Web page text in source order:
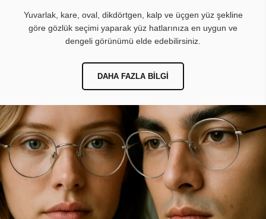
Yuvarlak, kare, oval, dikdörtgen, kalp ve üçgen yüz şekline
göre gözlük seçimi yaparak yüz hatlarınıza en uygun ve
dengeli görünümü elde edebilirsiniz.
DAHA FAZLA BILGI